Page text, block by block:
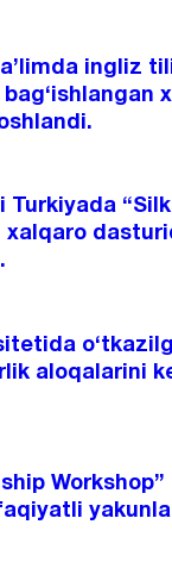
ingliz
Turkiyada
xalqaro
aloqalarini
Workshop”